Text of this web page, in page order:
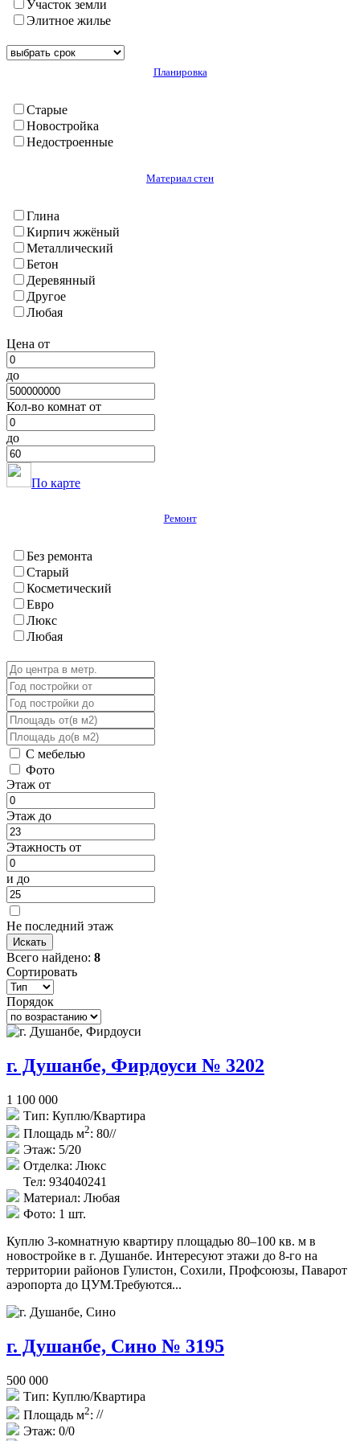
Худжанд
Чкаловск
Шахристан
Хатлон
Бохтар (Кургантюбе)
Васе
Вахш
Куляб(г.)
Кумсангир
Кушониён (Бохтар)
Муминабад
Н. Хусрав
Нурек
Сарбанд
Фархар
Хавалинг
Хамадони
Хурасан
Шаартуз
Шураабад
Яван
ГБАО
Вяндж
Дарваз
Рушан
Хорог
Шугнан
Участок земли
Элитное жилье
Планировка
Старые
Новостройка
Недостроенные
Материал стен
Глина
Кирпич жжёный
Металлический
Бетон
Деревянный
Другое
Любая
Цена от
до
Кол-во комнат от
до
По карте
Ремонт
Без ремонта
Старый
Косметический
Евро
Люкс
Любая
С мебелью
Фото
Этаж от
Этаж до
Этажность от
и до
Не последний этаж
Всего найдено: 8
Сортировать
Порядок
г. Душанбе, Фирдоуси № 3202
1 100 000
Тип: Куплю/Квартира
Площадь м2: 80//
Этаж: 5/20
Отделка: Люкс
Тел: 934040241
Материал: Любая
Фото: 1 шт.
Куплю 3-комнатную квартиру площадью 80–100 кв. м в
новостройке в г. Душанбе. Интересуют этажи до 8-го на
территории районов Гулистон, Сохили, Профсоюзы, Паварот
аэропорта до ЦУМ.Требуются...
г. Душанбе, Сино № 3195
500 000
Тип: Куплю/Квартира
Площадь м2: //
Этаж: 0/0